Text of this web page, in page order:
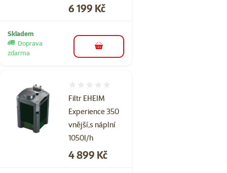
Cena
6 199 Kč
Skladem
Doprava
zdarma
do košíku
Filtr EHEIM
Experience 350
vnější,s náplní
1050l/h
Cena
4 899 Kč